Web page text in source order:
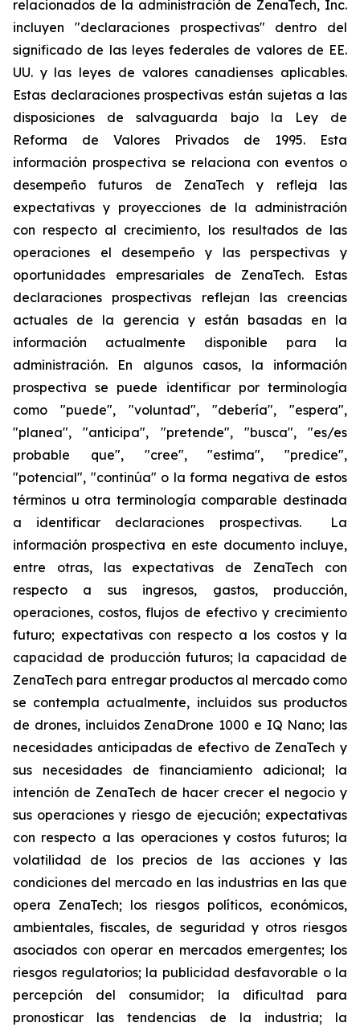
relacionados de la administración de ZenaTech, Inc.
incluyen "declaraciones prospectivas" dentro del
significado de las leyes federales de valores de EE.
UU. y las leyes de valores canadienses aplicables.
Estas declaraciones prospectivas están sujetas a las
disposiciones de salvaguarda bajo la Ley de
Reforma de Valores Privados de 1995. Esta
información prospectiva se relaciona con eventos o
desempeño futuros de ZenaTech y refleja las
expectativas y proyecciones de la administración
con respecto al crecimiento, los resultados de las
operaciones el desempeño y las perspectivas y
oportunidades empresariales de ZenaTech. Estas
declaraciones prospectivas reflejan las creencias
actuales de la gerencia y están basadas en la
información actualmente disponible para la
administración. En algunos casos, la información
prospectiva se puede identificar por terminología
como "puede", "voluntad", "debería", "espera",
"planea", "anticipa", "pretende", "busca", "es/es
probable que", "cree", "estima", "predice",
"potencial", "continúa" o la forma negativa de estos
términos u otra terminología comparable destinada
a identificar declaraciones prospectivas. La
información prospectiva en este documento incluye,
entre otras, las expectativas de ZenaTech con
respecto a sus ingresos, gastos, producción,
operaciones, costos, flujos de efectivo y crecimiento
futuro; expectativas con respecto a los costos y la
capacidad de producción futuros; la capacidad de
ZenaTech para entregar productos al mercado como
se contempla actualmente, incluidos sus productos
de drones, incluidos ZenaDrone 1000 e IQ Nano; las
necesidades anticipadas de efectivo de ZenaTech y
sus necesidades de financiamiento adicional; la
intención de ZenaTech de hacer crecer el negocio y
sus operaciones y riesgo de ejecución; expectativas
con respecto a las operaciones y costos futuros; la
volatilidad de los precios de las acciones y las
condiciones del mercado en las industrias en las que
opera ZenaTech; los riesgos políticos, económicos,
ambientales, fiscales, de seguridad y otros riesgos
asociados con operar en mercados emergentes; los
riesgos regulatorios; la publicidad desfavorable o la
percepción del consumidor; la dificultad para
pronosticar las tendencias de la industria; la